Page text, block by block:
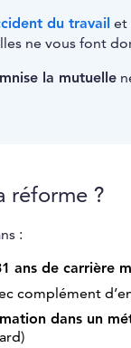
du travail et
ne vous font
la mutuelle
réforme ?
:
ans de carrière
complément
dans un